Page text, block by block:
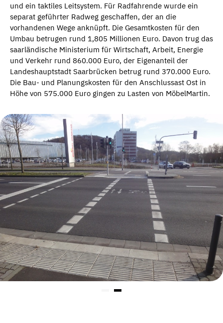
und ein taktiles Leitsystem. Für Radfahrende wurde ein
separat geführter Radweg geschaffen, der an die
vorhandenen Wege anknüpft. Die Gesamtkosten für den
Umbau betrugen rund 1,805 Millionen Euro. Davon trug das
saarländische Ministerium für Wirtschaft, Arbeit, Energie
und Verkehr rund 860.000 Euro, der Eigenanteil der
Landeshauptstadt Saarbrücken betrug rund 370.000 Euro.
Die Bau- und Planungskosten für den Anschlussast Ost in
Höhe von 575.000 Euro gingen zu Lasten von MöbelMartin.